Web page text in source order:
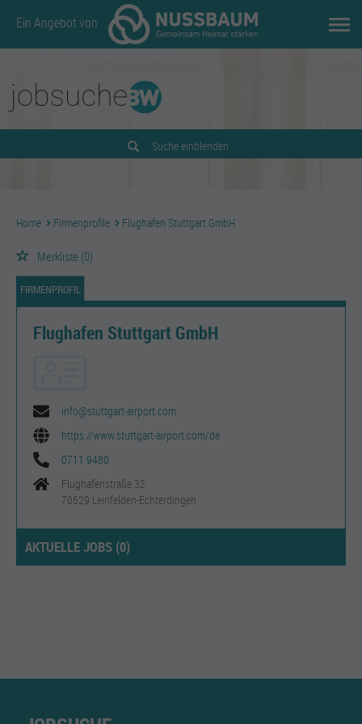
Ein Angebot von
Suche einblenden
Home Firmenprofile Flughafen Stuttgart GmbH
Merkliste (0)
FIRMENPROFIL
Flughafen Stuttgart GmbH
info@stuttgart-airport.com
https://www.stuttgart-airport.com/de
0711 9480
Flughafenstraße 32
70629 Leinfelden-Echterdingen
AKTUELLE JOBS (0)